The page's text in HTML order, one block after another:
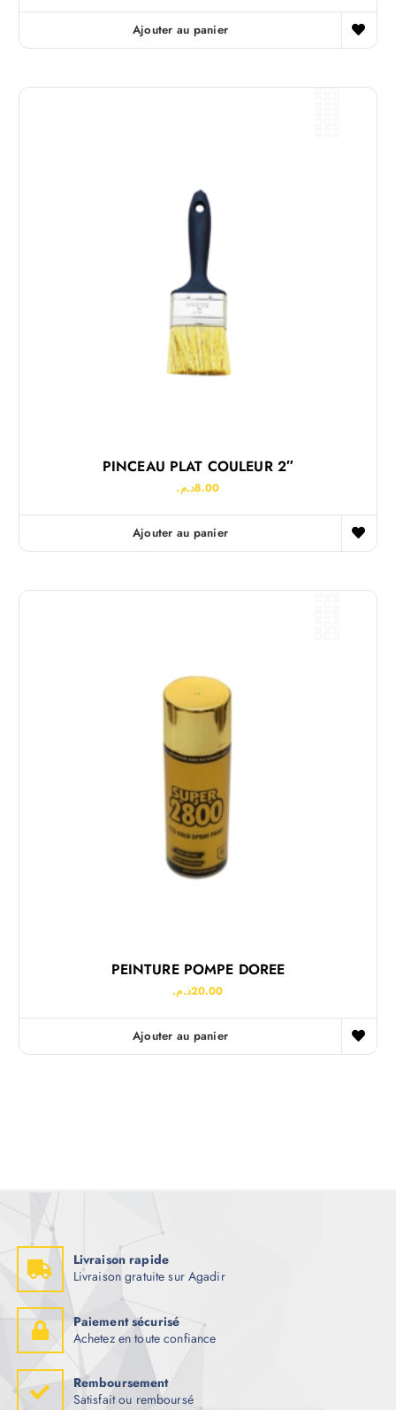
Ajouter au panier
PINCEAU PLAT COULEUR 2″
8.00د.م.
Ajouter au panier
PEINTURE POMPE DOREE
20.00د.م.
Ajouter au panier
Livraison rapide
Livraison gratuite sur Agadir
Paiement sécurisé
Achetez en toute confiance
Remboursement
Satisfait ou remboursé